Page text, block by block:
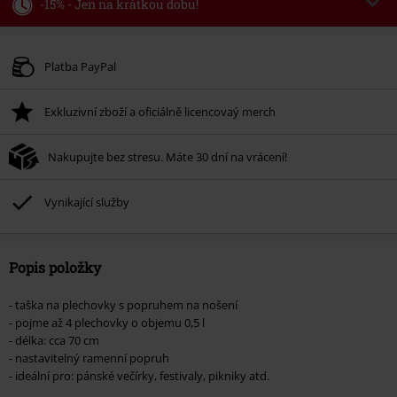
-15% - Jen na krátkou dobu!
Platné do 8/9/26
Po zadání kódu v košíku, se sleva uplatní automaticky.
Nelze kombinovat s jinými akciovými kódy. Sleva se nevztahuje na: knihy,
média, vstupenky, Rammstein, (Till) Lindemann, Böhse Onkelz, Broilers, Die
podpoříte nadaci.
Platba PayPal
Exkluzivní zboží a oficiálně licencovaý merch
Nakupujte bez stresu. Máte 30 dní na vrácení!
Vynikající služby
Popis položky
- taška na plechovky s popruhem na nošení
- pojme až 4 plechovky o objemu 0,5 l
- délka: cca 70 cm
- nastavitelný ramenní popruh
- ideální pro: pánské večírky, festivaly, pikniky atd.